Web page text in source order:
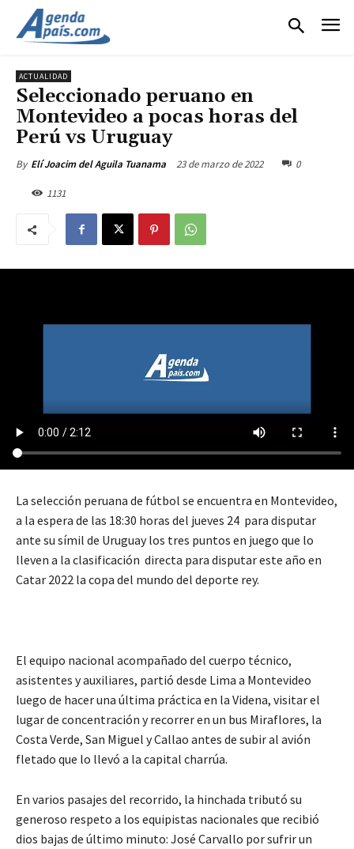
ACTUALIDAD
Seleccionado peruano en
Montevideo a pocas horas del
Perú vs Uruguay
By Elí Joacim del Aguila Tuanama 23 de marzo de 2022 0
1131
La selección peruana de fútbol se encuentra en Montevideo,
a la espera de las 18:30 horas del jueves 24 para disputar
ante su símil de Uruguay los tres puntos en juego que lo
lleven a la clasificación directa para disputar este año en
Catar 2022 la copa del mundo del deporte rey.
El equipo nacional acompañado del cuerpo técnico,
asistentes y auxiliares, partió desde Lima a Montevideo
luego de hacer una última práctica en la Videna, visitar el
lugar de concentración y recorrer en un bus Miraflores, la
Costa Verde, San Miguel y Callao antes de subir al avión
fletado que lo llevó a la capital charrúa.
En varios pasajes del recorrido, la hinchada tributó su
generoso respeto a los equipistas nacionales que recibió
dios bajas de último minuto: José Carvallo por sufrir un